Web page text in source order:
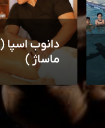
دانوب اسپا (
ماساژ )